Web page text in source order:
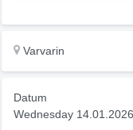
Varvarin
Datum
Wednesday 14.01.2026.